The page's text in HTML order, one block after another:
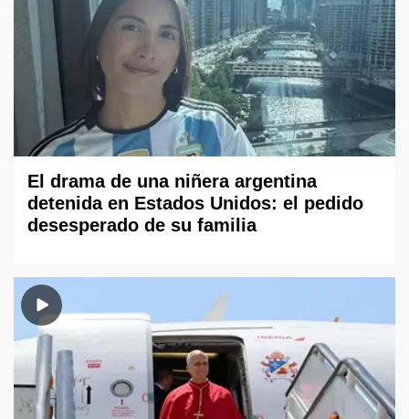
El drama de una niñera argentina
detenida en Estados Unidos: el pedido
desesperado de su familia